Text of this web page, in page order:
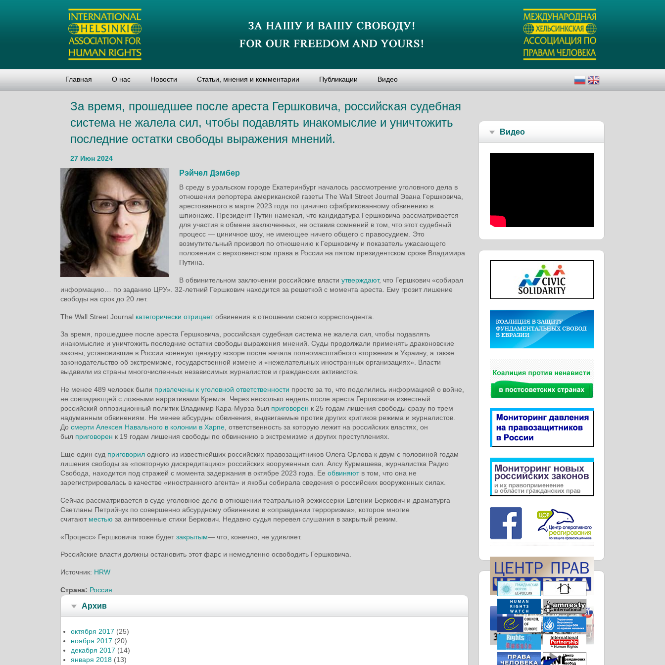
Главная О нас Новости Статьи, мнения и комментарии Публикации Видео
За время, прошедшее после ареста Гершковича, российская судебная
система не жалела сил, чтобы подавлять инакомыслие и уничтожить
последние остатки свободы выражения мнений.
27 Июн 2024
Рэйчел Дэмбер
В среду в уральском городе Екатеринбург началось рассмотрение уголовного дела в
отношении репортера американской газеты The Wall Street Journal Эвана Гершковича,
арестованного в марте 2023 года по цинично сфабрикованному обвинению в
шпионаже. Президент Путин намекал, что кандидатура Гершковича рассматривается
для участия в обмене заключенных, не оставив сомнений в том, что этот судебный
процесс — циничное шоу, не имеющее ничего общего с правосудием. Это
возмутительный произвол по отношению к Гершковичу и показатель ужасающего
положения с верховенством права в России на пятом президентском сроке Владимира
Путина.
В обвинительном заключении российские власти утверждают, что Гершкович «собирал
информацию… по заданию ЦРУ». 32-летний Гершкович находится за решеткой с момента ареста. Ему грозит лишение
свободы на срок до 20 лет.
The Wall Street Journal категорически отрицаетобвинения в отношении своего корреспондента.
За время, прошедшее после ареста Гершковича, российская судебная система не жалела сил, чтобы подавлять
инакомыслие и уничтожить последние остатки свободы выражения мнений. Суды продолжали применять драконовские
законы, установившие в России военную цензуру вскоре после начала полномасштабного вторжения в Украину, а также
законодательство об экстремизме, государственной измене и «нежелательных иностранных организациях». Власти
выдавили из страны многочисленных независимых журналистов и гражданских активистов.
Не менее 489 человек были привлечены к уголовной ответственности просто за то, что поделились информацией о войне,
не совпадающей с ложными нарративами Кремля. Через несколько недель после ареста Гершковича известный
российский оппозиционный политик Владимир Кара-Мурза был приговорен к 25 годам лишения свободы сразу по трем
надуманным обвинениям. Не менее абсурдны обвинения, выдвигаемые против других критиков режима и журналистов.
До смерти Алексея Навального в колонии в Харпе , ответственность за которую лежит на российских властях, он
был приговорен к 19 годам лишения свободы по обвинению в экстремизме и других преступлениях.
Еще один суд приговорил одного из известнейших российских правозащитников Олега Орлова к двум с половиной годам
лишения свободы за «повторную дискредитацию» российских вооруженных сил. Алсу Курмашева, журналистка Радио
Свобода, находится под стражей с момента задержания в октябре 2023 года. Ее обвиняютв том, что она не
зарегистрировалась в качестве «иностранного агента» и якобы собирала сведения о российских вооруженных силах.
Сейчас рассматривается в суде уголовное дело в отношении театральной режиссерки Евгении Беркович и драматурга
Светланы Петрийчук по совершенно абсурдному обвинению в «оправдании терроризма», которое многие
считают местью за антивоенные стихи Беркович. Недавно судья перевел слушания в закрытый режим.
«Процесс» Гершковича тоже будет закрытым— что, конечно, не удивляет.
Российские власти должны остановить этот фарс и немедленно освободить Гершковича.
Источник: HRW
Страна: Россия
Архив
октября 2017 (25)
ноября 2017 (20)
декабря 2017 (14)
января 2018 (13)
Видео